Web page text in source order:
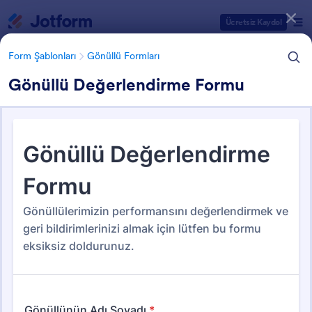
Ücretsiz Kaydol
Form Şablonları Gönüllü Formları
Gönüllü Değerlendirme Formu
Form Şablonları Gönüllü Formları
Gönüllü Formları
Form Şablonu Kategorileri